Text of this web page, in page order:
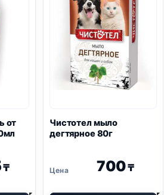
180мл
от
₸
Чистотел мыло
дегтярное 80г
700₸